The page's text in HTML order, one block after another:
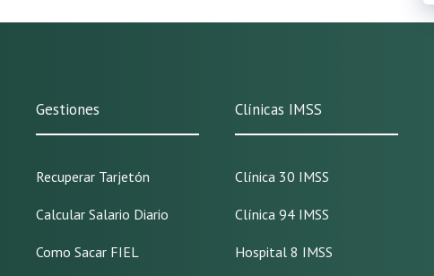
Gestiones
Recuperar Tarjetón
Calcular Salario Diario
Como Sacar FIEL
Clínicas IMSS
Clínica 30 IMSS
Clínica 94 IMSS
Hospital 8 IMSS